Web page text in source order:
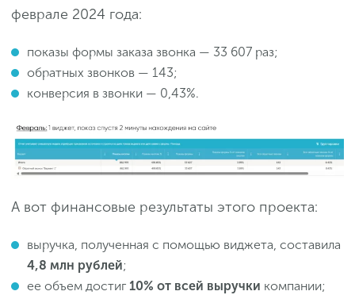
феврале 2024 года:
показы формы заказа звонка — 33 607 раз;
обратных звонков — 143;
конверсия в звонки — 0,43%.
А вот финансовые результаты этого проекта:
выручка, полученная с помощью виджета, составила
4,8 млн рублей;
ее объем достиг 10% от всей выручки компании;